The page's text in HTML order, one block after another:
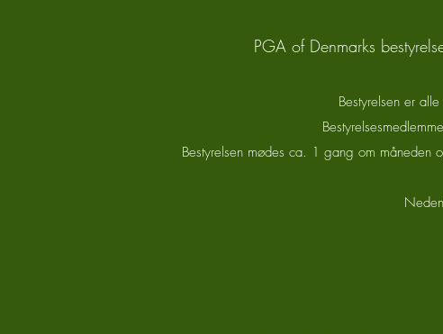
PGA of Denmarks
Bestyrelsen er
Bestyrelsen mødes ca. 1 gang om